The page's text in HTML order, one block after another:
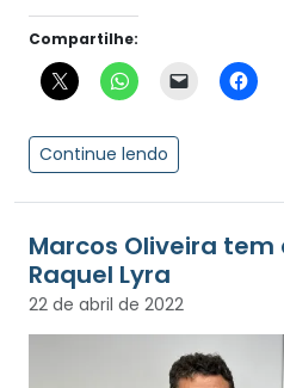
Compartilhe:
Continue lendo
Marcos Oliveira
Raquel Lyra
22 de abril de 2022